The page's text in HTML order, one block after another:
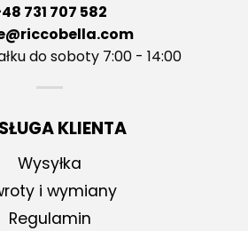
731 707 582
do soboty 7:00 - 14:00
KLIENTA
Wysyłka
i wymiany
Regulamin